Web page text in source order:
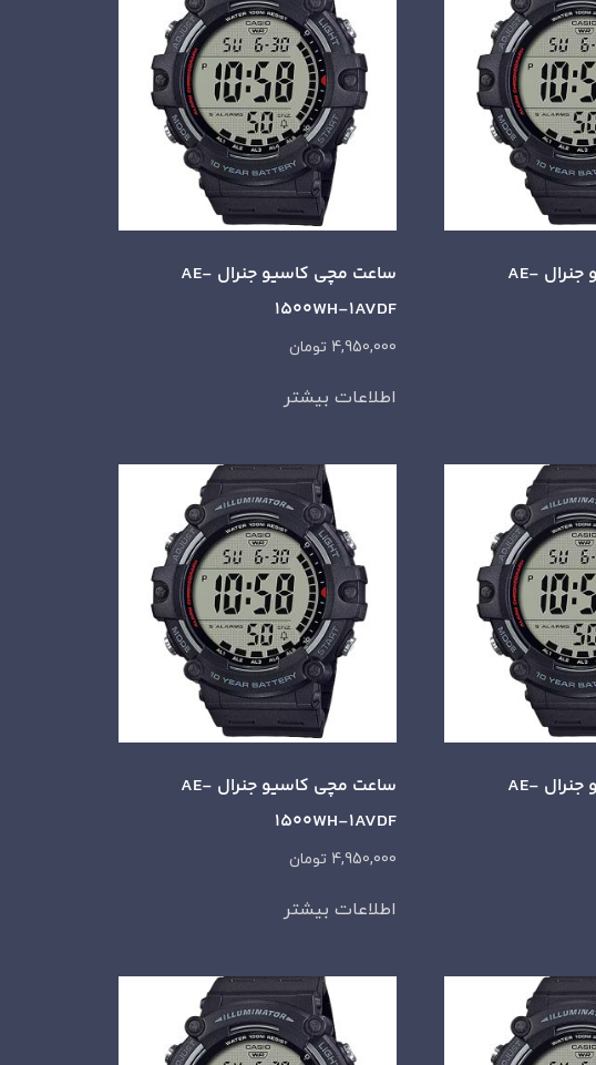
ساعت مچی کاسیو جنرال AE-
ساعت مچی کاسیو جنرال AE-
1500WH-1AVDF
4,950,000 تومان
اطلاعات بیشتر
ساعت مچی کاسیو جنرال AE-
ساعت مچی کاسیو جنرال AE-
1500WH-1AVDF
4,950,000 تومان
اطلاعات بیشتر